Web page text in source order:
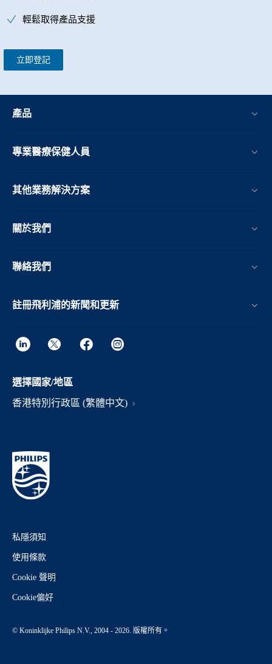
輕鬆取得產品支援
立即登記
產品
專業醫療保健人員
其他業務解決方案​
關於我們
聯絡我們
註冊飛利浦的新聞和更新
選擇國家/地區
香港特別行政區 (繁體中文)
私隱須知
使用條款
Cookie 聲明
Cookie偏好
© Koninklijke Philips N.V., 2004 - 2026. 版權所有。